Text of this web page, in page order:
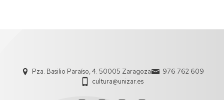
Pza. Basilio Paraíso, 4. 50005 Zaragoza
976 762 609
cultura@unizar.es